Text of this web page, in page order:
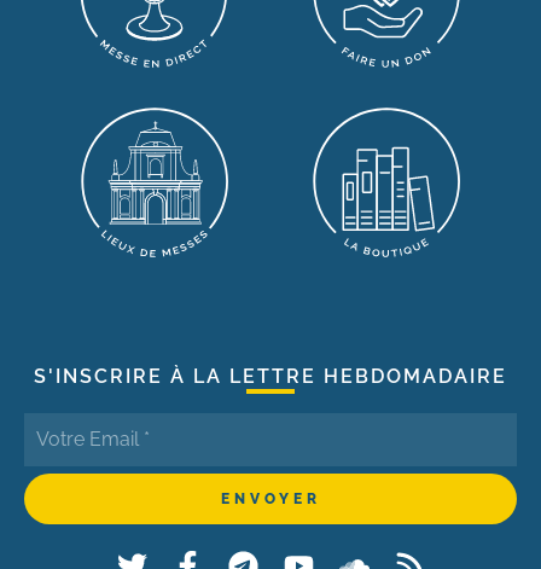
S'INSCRIRE À LA LETTRE HEBDOMADAIRE